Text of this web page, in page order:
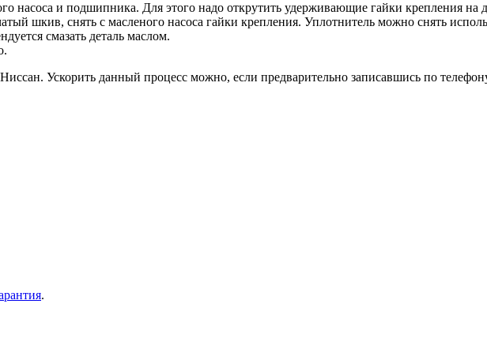
насоса и подшипника. Для этого надо открутить удерживающие гайки крепления на
шкив, снять с масленого насоса гайки крепления. Уплотнитель можно снять
смазать деталь маслом.
Ускорить данный процесс можно, если предварительно записавшись по
.